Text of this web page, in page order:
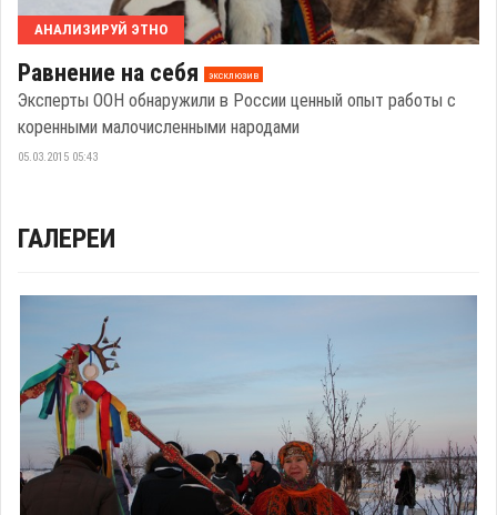
АНАЛИЗИРУЙ ЭТНО
Равнение на себя эксклюзив
Эксперты ООН обнаружили в России ценный опыт работы с
коренными малочисленными народами
05.03.2015 05:43
ГАЛЕРЕИ